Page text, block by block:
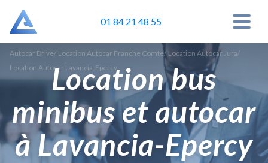
01 84 21 48 55
Autocar Drive/ Location Autocar Franche Comte/ Location Autocar Jura/
Location Autocar Lavancia-Epercy
Location bus
minibus et autocar
à Lavancia-Epercy